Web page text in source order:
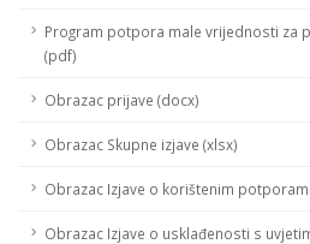
Program potpora male vrijednosti za
(pdf)
Obrazac prijave (docx)
Obrazac Skupne izjave (xlsx)
Obrazac Izjave o korištenim
Obrazac Izjave o usklađenosti s